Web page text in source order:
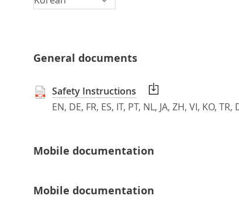
General documents
Safety Instructions
EN, DE, FR, ES, IT, PT, NL, JA, ZH, VI, KO,
Mobile documentation
Mobile documentation